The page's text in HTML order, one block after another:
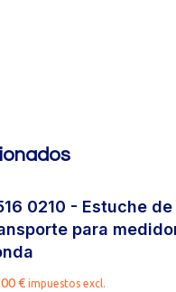
0210 - Estuche de
para
€ impuestos excl.